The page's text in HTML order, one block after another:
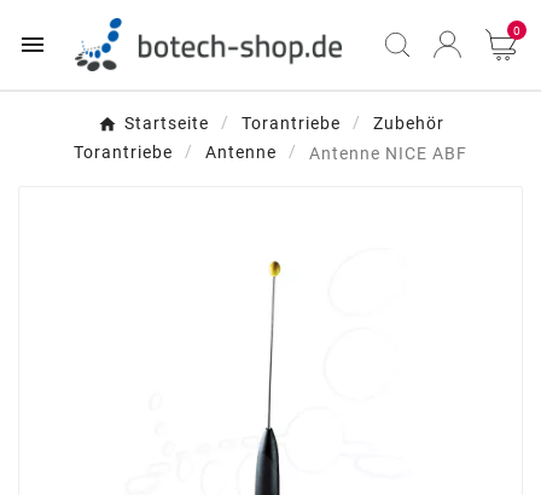
 0
Startseite Torantriebe
Zubehör
Torantriebe
Antenne Antenne NICE ABF